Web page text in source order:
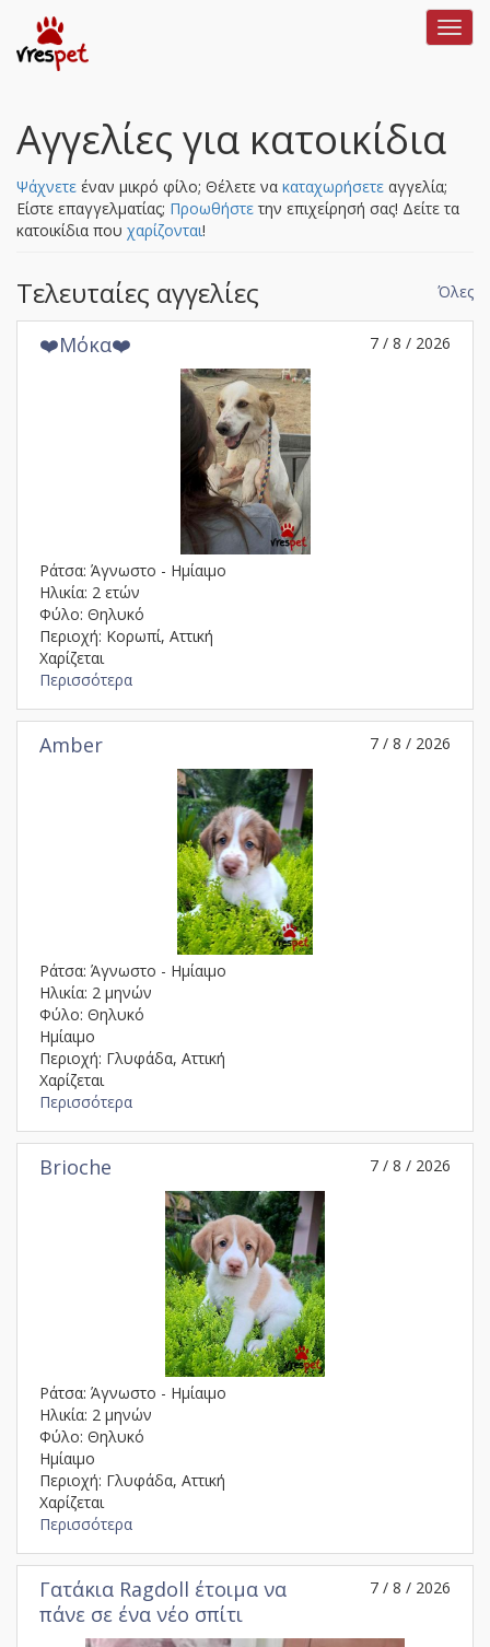
Αγγελίες για κατοικίδια
Ψάχνετε έναν μικρό φίλο; Θέλετε να καταχωρήσετε αγγελία;
Είστε επαγγελματίας; Προωθήστε την επιχείρησή σας! Δείτε τα
κατοικίδια που χαρίζονται!
Τελευταίες αγγελίες Όλες
❤️Μόκα❤️ 7 / 8 / 2026
Ράτσα: Άγνωστο - Ημίαιμο
Ηλικία: 2 ετών
Φύλο: Θηλυκό
Περιοχή: Κορωπί, Αττική
Χαρίζεται
Περισσότερα
Amber 7 / 8 / 2026
Ράτσα: Άγνωστο - Ημίαιμο
Ηλικία: 2 μηνών
Φύλο: Θηλυκό
Ημίαιμο
Περιοχή: Γλυφάδα, Αττική
Χαρίζεται
Περισσότερα
Brioche 7 / 8 / 2026
Ράτσα: Άγνωστο - Ημίαιμο
Ηλικία: 2 μηνών
Φύλο: Θηλυκό
Ημίαιμο
Περιοχή: Γλυφάδα, Αττική
Χαρίζεται
Περισσότερα
Γατάκια Ragdoll έτοιμα να
πάνε σε ένα νέο σπίτι
7 / 8 / 2026